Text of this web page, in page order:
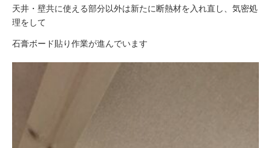
天井・壁共に使える部分以外は新たに断熱材を入れ直し、気密処
理をして
石膏ボード貼り作業が進んでいます